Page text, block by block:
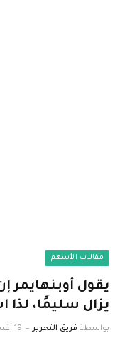
مقالات الأسهم
يزال سليمًا، لذا
بواسطة فريق التحرير 19 أغسطس، 2024